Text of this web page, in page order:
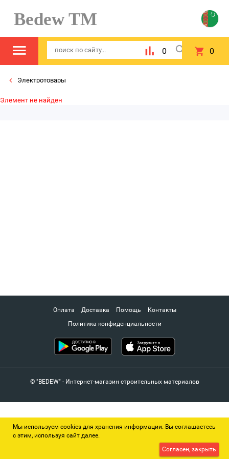
Bedew TM
0 0
Электротовары
Элемент не найден
Оплата Доставка Помощь
Контакты
Политика конфиденциальности
© "BEDEW" - Интернет-магазин строительных материалов
Мы используем cookies для хранения информации. Вы соглашаетесь
с этим, используя сайт далее.
Согласен, закрыть